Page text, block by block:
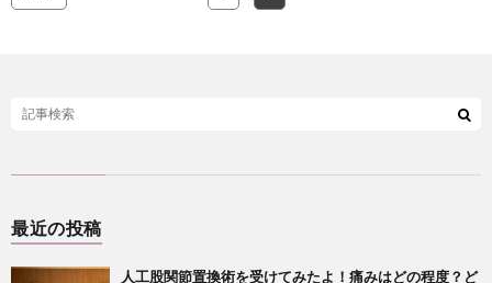
最近の投稿
人工股関節置換術を受けてみたよ！痛みはどの程度？ど